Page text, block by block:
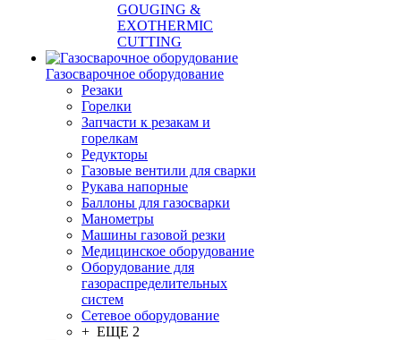
GOUGING &
EXOTHERMIC
CUTTING
Газосварочное оборудование
Резаки
Горелки
Запчасти к резакам и
горелкам
Редукторы
Газовые вентили для сварки
Рукава напорные
Баллоны для газосварки
Манометры
Машины газовой резки
Медицинское оборудование
Оборудование для
газораспределительных
систем
Сетевое оборудование
+ ЕЩЕ 2